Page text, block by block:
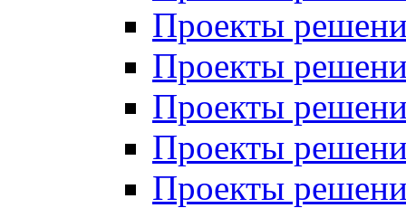
Проекты
Проекты
Проекты
Проекты
Проекты